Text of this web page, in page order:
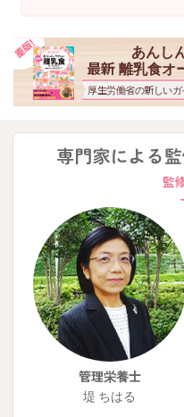
あんし
最新 離乳食オ
厚生労働省の新しい
管理栄養士
堤 ちはる